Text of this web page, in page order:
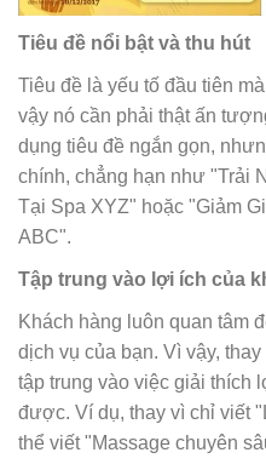
Tiêu đề nổi bật và thu hút
Tiêu đề là yếu tố đầu tiên
vậy nó cần phải thật ấn
dụng tiêu đề ngắn gọn,
chính, chẳng hạn như "Trải
Tại Spa XYZ" hoặc "Giảm
ABC".
Tập trung vào lợi ích của
Khách hàng luôn quan tâm
dịch vụ của bạn. Vì vậy,
tập trung vào việc giải thích
được. Ví dụ, thay vì chỉ viết
thể viết "Massage chuyên